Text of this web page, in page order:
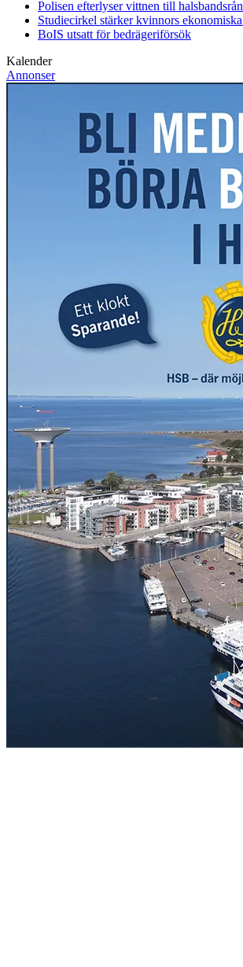
Polisen efterlyser vittnen till
Studiecirkel stärker kvinnors
BoIS utsatt för bedrägeriförsök
Kalender
Annonser